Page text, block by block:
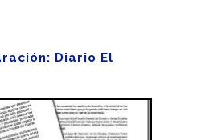
Diario El